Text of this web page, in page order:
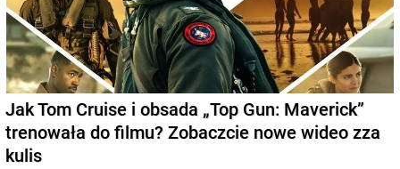
Jak Tom Cruise i obsada „Top Gun: Maverick”
trenowała do filmu? Zobaczcie nowe wideo zza
kulis